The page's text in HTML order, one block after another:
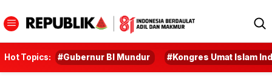
Hot Topics: #Gubernur BI Mundur #Kongres Umat Islam